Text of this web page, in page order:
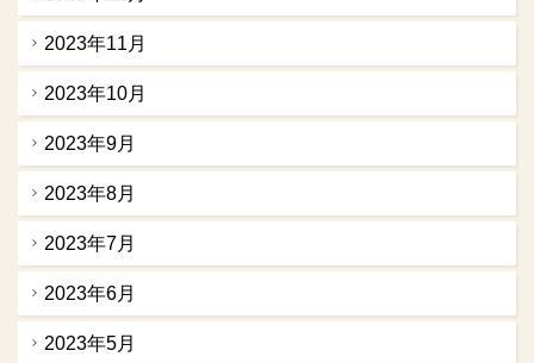
2023年11月
2023年10月
2023年9月
2023年8月
2023年7月
2023年6月
2023年5月